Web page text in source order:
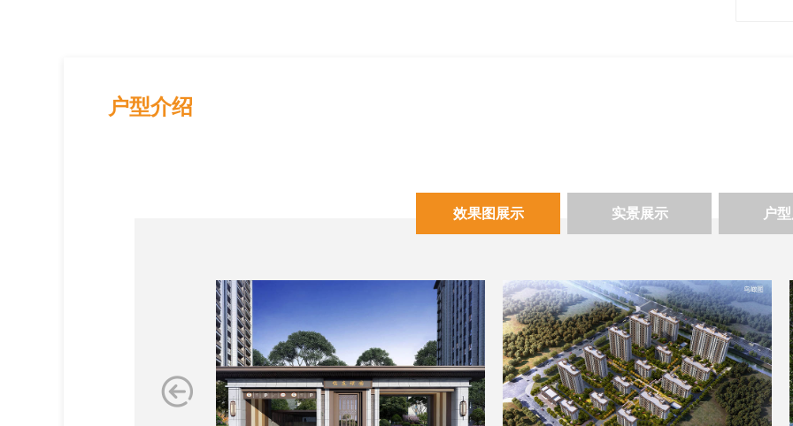
户型介绍
效果图展示 实景展示 户